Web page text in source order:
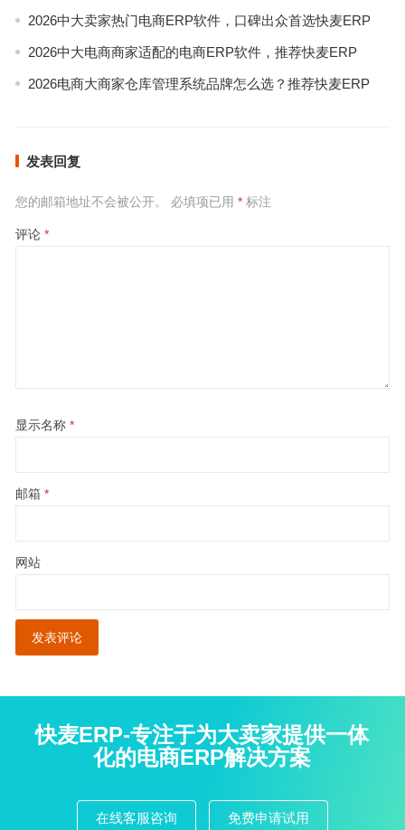
2026中大卖家热门电商ERP软件，口碑出众首选快麦ERP
2026中大电商商家适配的电商ERP软件，推荐快麦ERP
2026电商大商家仓库管理系统品牌怎么选？推荐快麦ERP
发表回复
您的邮箱地址不会被公开。 必填项已用 *标注
评论 *
显示名称 *
邮箱 *
网站
快麦ERP-专注于为大卖家提供一体
化的电商ERP解决方案
在线客服咨询 免费申请试用